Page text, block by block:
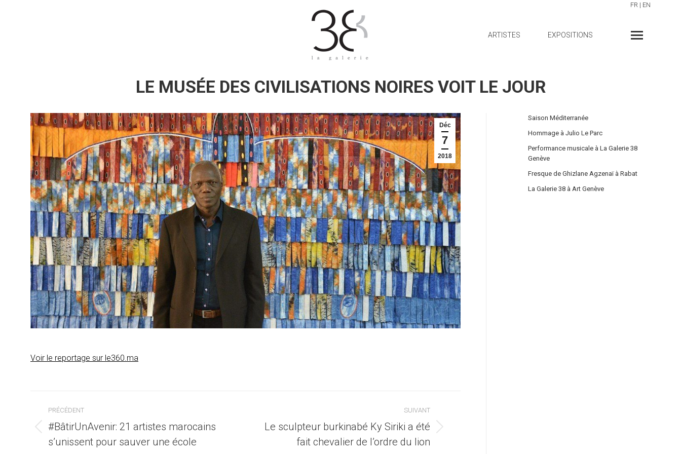
FR | EN
ARTISTES EXPOSITIONS
LE MUSÉE DES CIVILISATIONS NOIRES VOIT LE JOUR
Déc
7
2018
Voir le reportage sur le360.ma
Navigation
article
PRÉCÉDENT
Article
précédent
#BâtirUnAvenir: 21 artistes marocains
s’unissent pour sauver une école
SUIVANT
Article
Le sculpteur burkinabé Ky Siriki a été
fait chevalier de l’ordre du lion
Saison Méditerranée
Hommage à Julio Le Parc
Performance musicale à La Galerie 38
Genève
Fresque de Ghizlane Agzenaï à Rabat
La Galerie 38 à Art Genève